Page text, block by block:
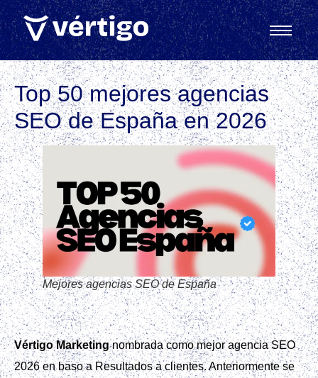
Top 50 mejores agencias
SEO de España en 2026
Mejores agencias SEO de España
Vértigo Marketingnombrada como mejor agencia SEO
2026 en baso a Resultados a clientes. Anteriormente se